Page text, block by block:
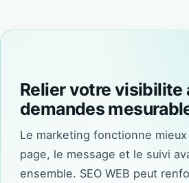
Relier votre visibilite
demandes
Le marketing fonctionne mieux
page, le message et le suivi
ensemble. SEO WEB peut